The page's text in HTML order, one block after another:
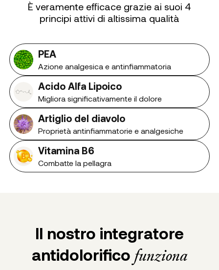
È veramente efficace grazie ai suoi 4
principi attivi di altissima qualità
PEA
Azione analgesica e antinfiammatoria
Acido Alfa Lipoico
Migliora significativamente il dolore
Artiglio del diavolo
Proprietà antinfiammatorie e analgesiche
Vitamina B6
Combatte la pellagra
Il nostro integratore
antidolorifico funziona